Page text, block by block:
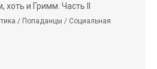
хоть и Гримм. Часть II
/ Попаданцы / Социальная